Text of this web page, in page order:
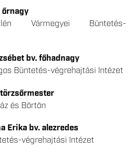
őrnagy
Vármegyei Büntetés-
bv. főhadnagy
Büntetés-végrehajtási Intézet
és Börtön
Erika bv. alezredes
végrehajtási Intézet